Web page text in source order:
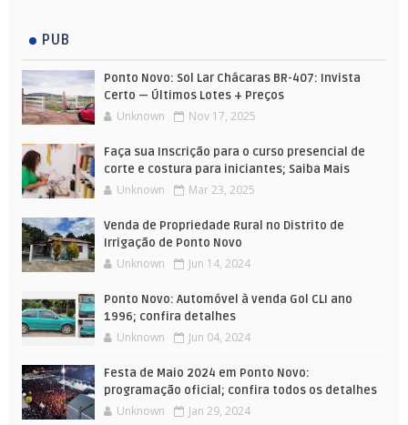
PUB
Ponto Novo: Sol Lar Chácaras BR-407: Invista
Certo — Últimos Lotes + Preços
Unknown Nov 17, 2025
Faça sua Inscrição para o curso presencial de
corte e costura para iniciantes; Saiba Mais
Unknown Mar 23, 2025
Venda de Propriedade Rural no Distrito de
Irrigação de Ponto Novo
Unknown Jun 14, 2024
Ponto Novo: Automóvel à venda Gol CLI ano
1996; confira detalhes
Unknown Jun 04, 2024
Festa de Maio 2024 em Ponto Novo:
programação oficial; confira todos os detalhes
Unknown Jan 29, 2024